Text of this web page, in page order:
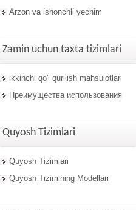
Arzon va ishonchli yechim
Zamin uchun taxta tizimlari
ikkinchi qo'l qurilish mahsulotlari
Преимущества использования
Quyosh Tizimlari
Quyosh Tizimlari
Quyosh Tizimining Modellari